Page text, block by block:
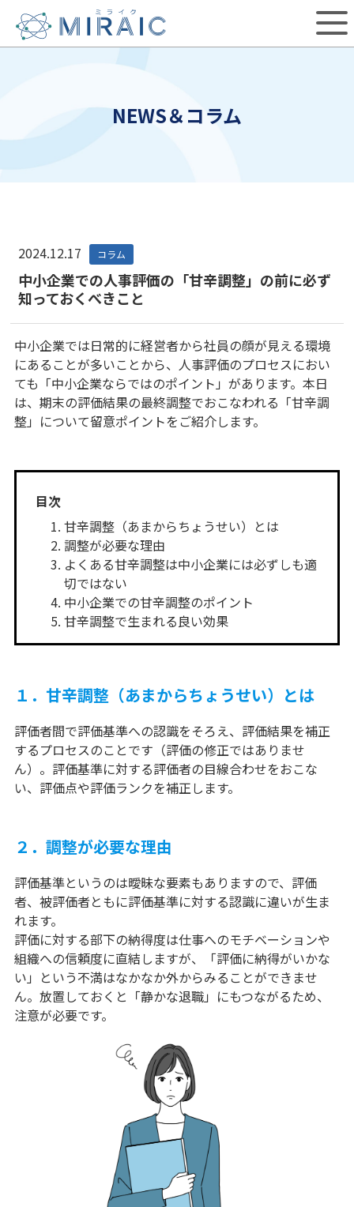
NEWS＆コラム
2024.12.17 コラム
中小企業での人事評価の「甘辛調整」の前に必ず
知っておくべきこと
中小企業では日常的に経営者から社員の顔が見える環境
にあることが多いことから、人事評価のプロセスにおい
ても「中小企業ならではのポイント」があります。本日
は、期末の評価結果の最終調整でおこなわれる「甘辛調
整」について留意ポイントをご紹介します。
目次
甘辛調整（あまからちょうせい）とは
調整が必要な理由
よくある甘辛調整は中小企業には必ずしも適
切ではない
中小企業での甘辛調整のポイント
甘辛調整で生まれる良い効果
１．甘辛調整（あまからちょうせい）とは
評価者間で評価基準への認識をそろえ、評価結果を補正
するプロセスのことです（評価の修正ではありませ
ん）。評価基準に対する評価者の目線合わせをおこな
い、評価点や評価ランクを補正します。
２．調整が必要な理由
評価基準というのは曖昧な要素もありますので、評価
者、被評価者ともに評価基準に対する認識に違いが生ま
れます。
評価に対する部下の納得度は仕事へのモチベーションや
組織への信頼度に直結しますが、「評価に納得がいかな
い」という不満はなかなか外からみることができませ
ん。放置しておくと「静かな退職」にもつながるため、
注意が必要です。